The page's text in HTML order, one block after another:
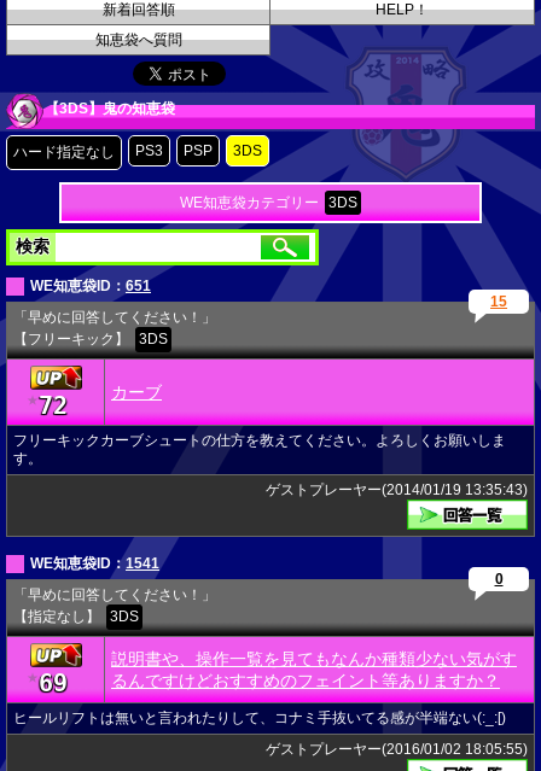
新着回答順
HELP！
知恵袋へ質問
【3DS】鬼の知恵袋
ハード指定なし PS3 PSP 3DS
WE知恵袋カテゴリー 3DS
検索
WE知恵袋ID： 651
「早めに回答してください！」
【フリーキック】
3DS
15
★72 カーブ
フリーキックカーブシュートの仕方を教えてください。よろしくお願いしま
す。
ゲストプレーヤー(2014/01/19 13:35:43)
WE知恵袋ID： 1541
「早めに回答してください！」
【指定なし】
3DS
0
★69
説明書や、操作一覧を見てもなんか種類少ない気がす
るんですけどおすすめのフェイント等ありますか？
ヒールリフトは無いと言われたりして、コナミ手抜いてる感が半端ない(:_:[)
ゲストプレーヤー(2016/01/02 18:05:55)